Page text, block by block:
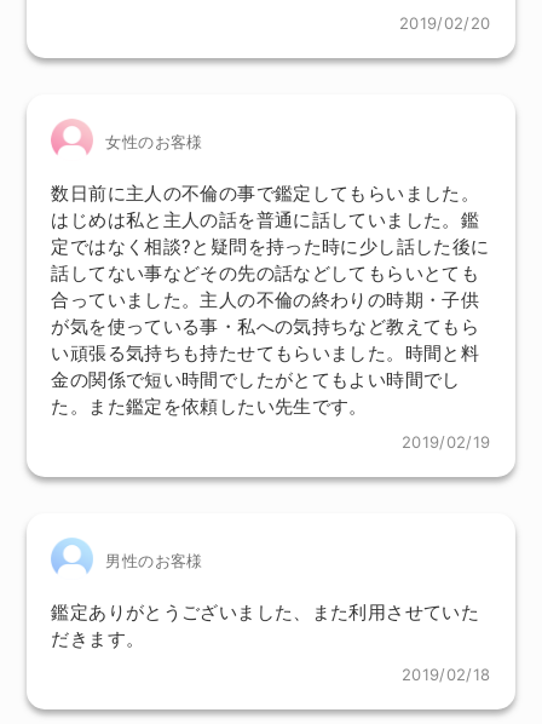
2019/02/20
女性のお客様
数日前に主人の不倫の事で鑑定してもらいました。
はじめは私と主人の話を普通に話していました。鑑
定ではなく相談?と疑問を持った時に少し話した後に
話してない事などその先の話などしてもらいとても
合っていました。主人の不倫の終わりの時期・子供
が気を使っている事・私への気持ちなど教えてもら
い頑張る気持ちも持たせてもらいました。時間と料
金の関係で短い時間でしたがとてもよい時間でし
た。また鑑定を依頼したい先生です。
2019/02/19
男性のお客様
鑑定ありがとうございました、また利用させていた
だきます。
2019/02/18